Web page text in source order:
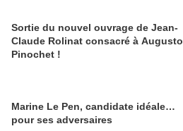
Sortie du nouvel ouvrage de Jean-
Claude Rolinat consacré à Augusto
Pinochet !
Marine Le Pen, candidate idéale…
pour ses adversaires